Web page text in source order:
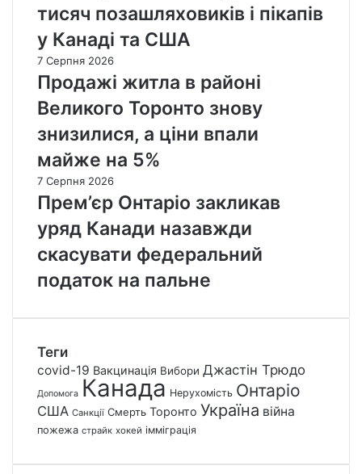
тисяч позашляховиків і пікапів
у Канаді та США
7 Серпня 2026
Продажі житла в районі
Великого Торонто знову
знизилися, а ціни впали
майже на 5%
7 Серпня 2026
Прем’єр Онтаріо закликав
уряд Канади назавжди
скасувати федеральний
податок на пальне
Теги
covid-19 Вакцинація Вибори Джастін Трюдо
Допомога Канада Нерухомість Онтаріо
США Санкції Смерть Торонто Україна війна
пожежа страйк хокей імміграція